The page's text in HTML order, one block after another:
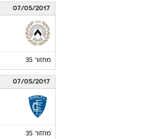
07/05/2017
מחזור 35
07/05/2017
מחזור 35